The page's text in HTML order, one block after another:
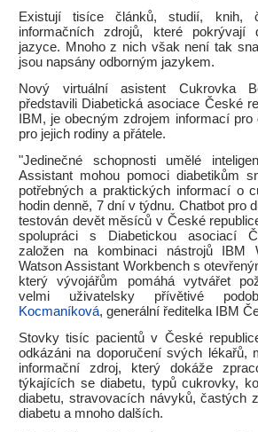
Existují tisíce článků, studií, knih,
informačních zdrojů, které pokrývají
jazyce. Mnoho z nich však není tak
jsou napsány odborným jazykem.
Nový virtuální asistent Cukrovka
představili Diabetická asociace České
IBM, je obecným zdrojem informací pro
pro jejich rodiny a přátele.
"Jedinečné schopnosti umělé
Assistant mohou pomoci diabetikům
potřebných a praktických informací o
hodin denně, 7 dní v týdnu. Chatbot pro
testován devět měsíců v České
spolupráci s Diabetickou asociací
založen na kombinaci nástrojů IBM
Watson Assistant Workbench s
který vývojářům pomáhá vytvářet
velmi uživatelsky přívětivé
Kocmaníková, generální ředitelka IBM
Stovky tisíc pacientů v České
odkázáni na doporučení svých lékařů,
informační zdroj, který dokáže
týkajících se diabetu, typů cukrovky,
diabetu, stravovacích návyků, častých
diabetu a mnoho dalších.